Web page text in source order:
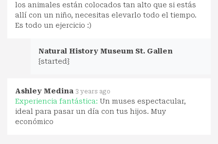
los animales están colocados tan alto que si estás
allí con un niño, necesitas elevarlo todo el tiempo.
Es todo un ejercicio :)
Natural History Museum St. Gallen
{started}
Ashley Medina 3 years ago
Experiencia fantástica: Un muses espectacular,
ideal para pasar un día con tus hijos. Muy
económico